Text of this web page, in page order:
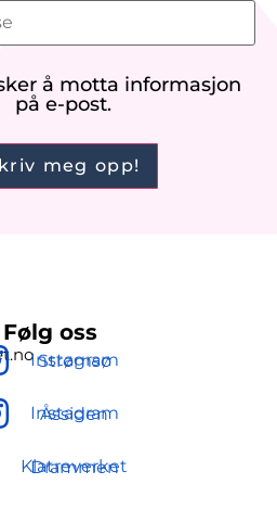
å motta informasjon
på e-post.
Følg oss
Instagram Strømsø
Instagram Åssiden
Klatreverket Drammen